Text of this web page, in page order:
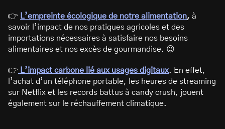
👉 L’empreinte écologique de notre alimentation, à
savoir l’impact de nos pratiques agricoles et des
importations nécessaires à satisfaire nos besoins
alimentaires et nos excès de gourmandise. 😉
👉 L’impact carbone lié aux usages digitaux. En effet,
l’achat d’un téléphone portable, les heures de streaming
sur Netflix et les records battus à candy crush, jouent
également sur le réchauffement climatique.